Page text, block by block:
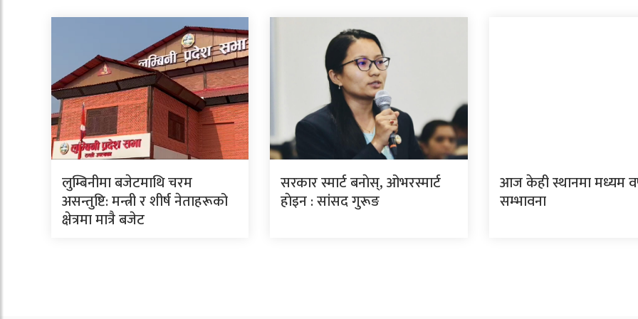
लुम्बिनीमा बजेटमाथि चरम
असन्तुष्टि: मन्त्री र शीर्ष नेताहरूको
क्षेत्रमा मात्रै बजेट
सरकार स्मार्ट बनाेस्, ओभरस्मार्ट
हाेइन : सांसद गुरूङ
आज केही स्थानमा मध्यम
सम्भावना